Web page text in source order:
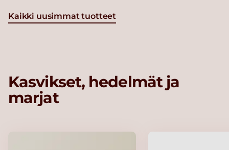
Kaikki uusimmat tuotteet
Kasvikset, hedelmät ja
marjat